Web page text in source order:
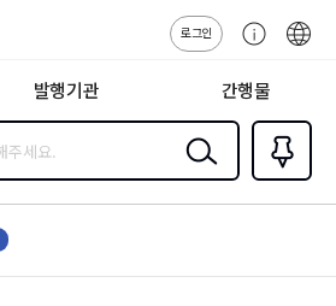
로그인
센
발행기관 간행물
검색
즐겨찾
기0